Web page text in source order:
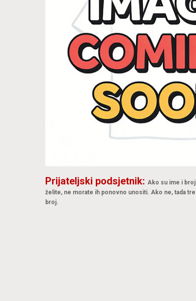
Prijateljski podsjetnik: Ako su ime i
želite, ne morate ih ponovno unositi. Ako ne, tada
broj.